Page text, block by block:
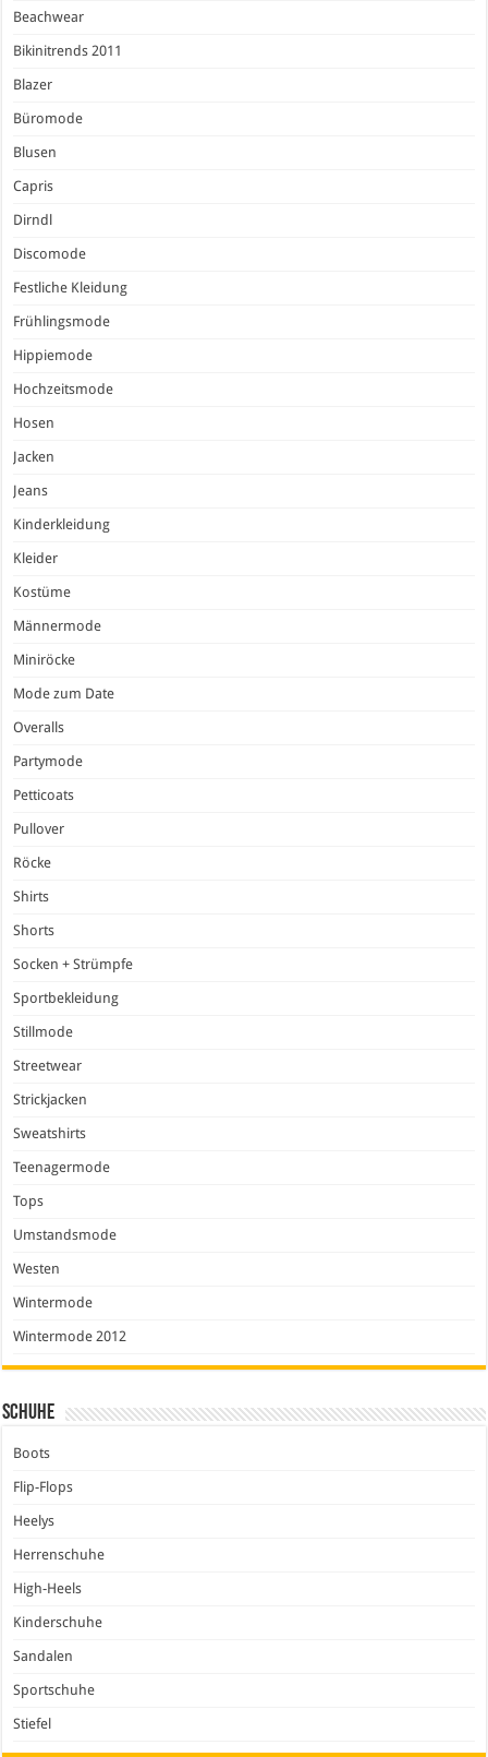
Beachwear
Bikinitrends 2011
Blazer
Büromode
Blusen
Capris
Dirndl
Discomode
Festliche Kleidung
Frühlingsmode
Hippiemode
Hochzeitsmode
Hosen
Jacken
Jeans
Kinderkleidung
Kleider
Kostüme
Männermode
Miniröcke
Mode zum Date
Overalls
Partymode
Petticoats
Pullover
Röcke
Shirts
Shorts
Socken + Strümpfe
Sportbekleidung
Stillmode
Streetwear
Strickjacken
Sweatshirts
Teenagermode
Tops
Umstandsmode
Westen
Wintermode
Wintermode 2012
Schuhe
Boots
Flip-Flops
Heelys
Herrenschuhe
High-Heels
Kinderschuhe
Sandalen
Sportschuhe
Stiefel